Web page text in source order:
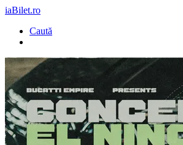
iaBilet.ro
Caută